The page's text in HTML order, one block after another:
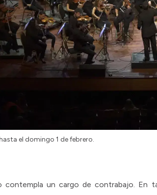
el domingo 1 de febrero.
contempla un cargo de contrabajo. En